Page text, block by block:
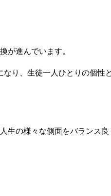
が進んでいます。
り、生徒一人ひとりの個性
生の様々な側面をバランス